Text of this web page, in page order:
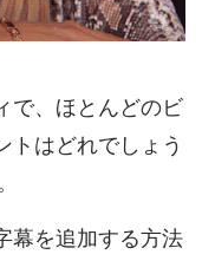
で、ほとんどのビ
トはどれでしょう
幕を追加する方法